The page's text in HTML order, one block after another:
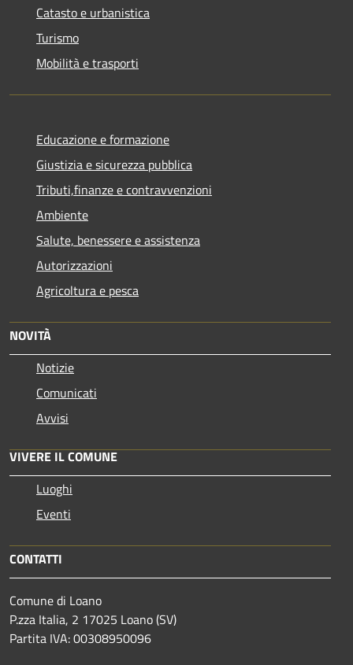
Catasto e urbanistica
Turismo
Mobilità e trasporti
Educazione e formazione
Giustizia e sicurezza pubblica
Tributi,finanze e contravvenzioni
Ambiente
Salute, benessere e assistenza
Autorizzazioni
Agricoltura e pesca
NOVITÀ
Notizie
Comunicati
Avvisi
VIVERE IL COMUNE
Luoghi
Eventi
CONTATTI
Comune di Loano
P.zza Italia, 2 17025 Loano (SV)
Partita IVA: 00308950096